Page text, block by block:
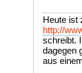
Heute ist
http://
schreibt.
dagegen
aus